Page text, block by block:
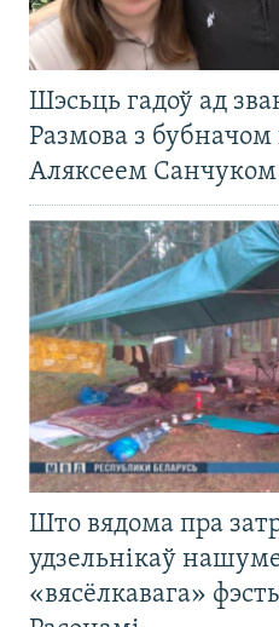
Шэсьць гадоў ад
Размова з бубначом
Аляксеем Санчуком
Што вядома пра
удзельнікаў
«вясёлкавага»